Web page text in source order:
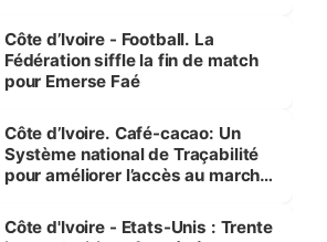
Côte d’Ivoire - Football. La
Fédération siffle la fin de match
pour Emerse Faé
Côte d’Ivoire. Café-cacao: Un
Système national de Traçabilité
pour améliorer l’accès au marché
Côte d'Ivoire - Etats-Unis : Trente